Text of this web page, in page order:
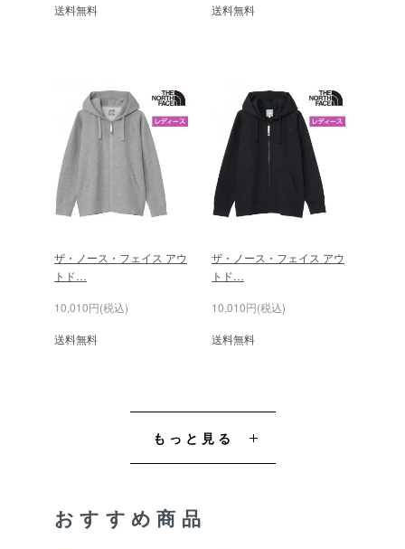
送料無料 送料無料
ザ・ノース・フェイス アウ
トド…
10,010円(税込)
送料無料
ザ・ノース・フェイス アウ
トド…
10,010円(税込)
送料無料
もっと見る
おすすめ商品